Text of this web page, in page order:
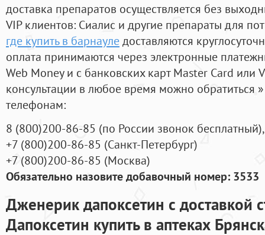
доставка препаратов осуществляется без
VIP клиентов: Сиалис и другие препараты для
где купить в барнауледоставляются
оплата принимаются через электронные
Web Money и с банковских карт Master Card или
консультации в любое время можно обратиться
телефонам:
8 (800)200-86-85 (по России звонок бесплатный),
+7 (800)200-86-85 (Санкт-Петербург)
+7 (800)200-86-85 (Москва)
Обязательно назовите добавочный номер: 3533
Дженерик дапоксетин с доставкой
Дапоксетин купить в аптеках